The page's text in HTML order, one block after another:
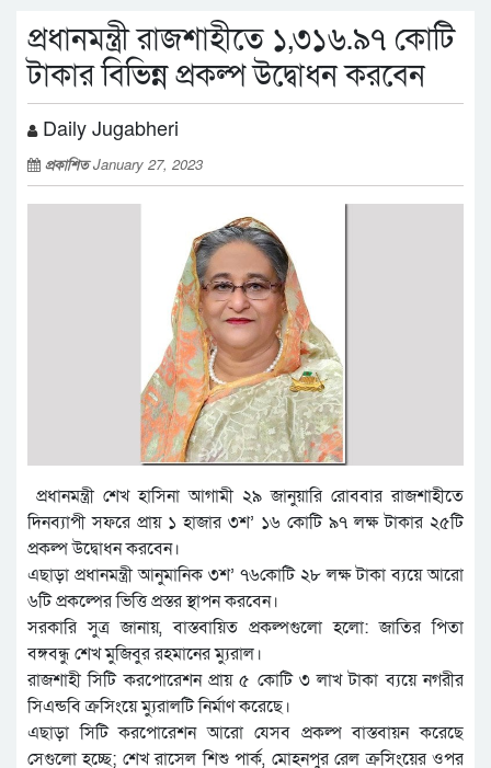
প্রধানমন্ত্রী রাজশাহীতে ১,৩১৬.৯৭ কোটি
টাকার বিভিন্ন প্রকল্প উদ্বোধন করবেন
Daily Jugabheri
প্রকাশিতJanuary 27, 2023
প্রধানমন্ত্রী শেখ হাসিনা আগামী ২৯ জানুয়ারি রোববার রাজশাহীতে
দিনব্যাপী সফরে প্রায় ১ হাজার ৩শ’ ১৬ কোটি ৯৭ লক্ষ টাকার ২৫টি
প্রকল্প উদ্বোধন করবেন।
এছাড়া প্রধানমন্ত্রী আনুমানিক ৩শ’ ৭৬কোটি ২৮ লক্ষ টাকা ব্যয়ে আরো
৬টি প্রকল্পের ভিত্তি প্রস্তর স্থাপন করবেন।
সরকারি সুত্র জানায়, বাস্তবায়িত প্রকল্পগুলো হলো: জাতির পিতা
বঙ্গবন্ধু শেখ মুজিবুর রহমানের ম্যুরাল।
রাজশাহী সিটি করপোরেশন প্রায় ৫ কোটি ৩ লাখ টাকা ব্যয়ে নগরীর
সিএন্ডবি ক্রসিংয়ে ম্যুরালটি নির্মাণ করেছে।
এছাড়া সিটি করপোরেশন আরো যেসব প্রকল্প বাস্তবায়ন করেছে
সেগুলো হচ্ছে; শেখ রাসেল শিশু পার্ক, মোহনপুর রেল ক্রসিংয়ের ওপর